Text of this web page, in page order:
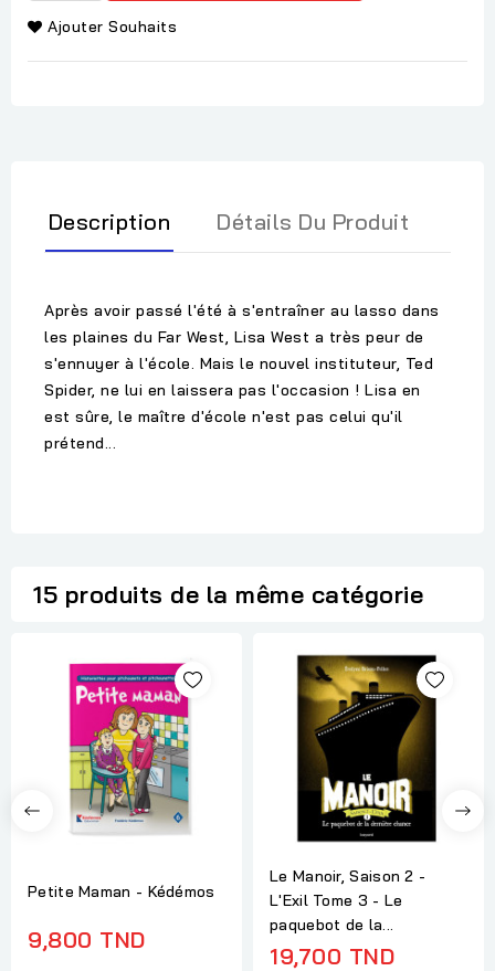
Ajouter Souhaits
Description Détails Du Produit
Après avoir passé l'été à s'entraîner au lasso dans
les plaines du Far West, Lisa West a très peur de
s'ennuyer à l'école. Mais le nouvel instituteur, Ted
Spider, ne lui en laissera pas l'occasion ! Lisa en
est sûre, le maître d'école n'est pas celui qu'il
prétend...
15 produits de la même catégorie
Petite Maman - Kédémos
9,800 TND
Le Manoir, Saison 2 -
L'Exil Tome 3 - Le
paquebot de la...
19,700 TND